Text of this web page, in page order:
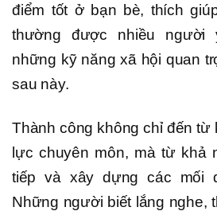
điểm tốt ở bạn bè, thích
thường được nhiều người
những kỹ năng xã hội quan
sau này.
Thành công không chỉ đến từ
lực chuyên môn, mà từ khả
tiếp và xây dựng các mối
Những người biết lắng nghe,